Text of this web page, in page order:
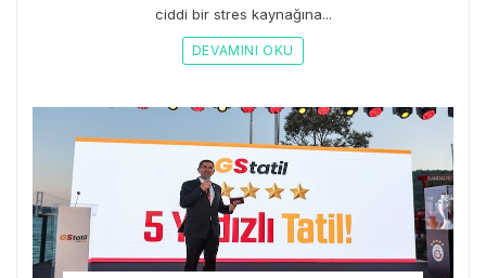
ciddi bir stres kaynağına...
DEVAMINI OKU